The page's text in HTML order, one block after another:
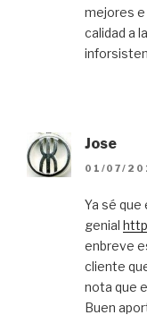
mejores e
calidad a
Jose
01/07/
Ya sé que
genial
enbreve
cliente
nota que
Buen